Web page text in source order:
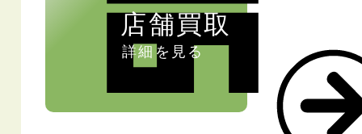
店舗買取
詳細を見る